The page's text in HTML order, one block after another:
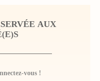
AUX
vous !